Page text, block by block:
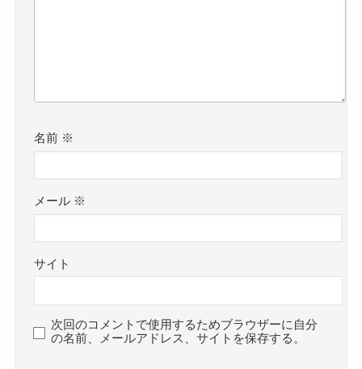
名前 ※
メール ※
サイト
次回のコメントで使用するためブラウザーに自分
の名前、メールアドレス、サイトを保存する。